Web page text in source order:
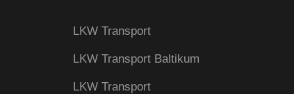
LKW Transport
LKW Transport Baltikum
LKW Transport